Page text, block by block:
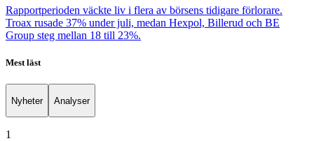
Rapportperioden väckte liv i flera av börsens tidigare förlorare.
Troax rusade 37% under juli, medan Hexpol, Billerud och BE
Group steg mellan 18 till 23%.
Mest läst
Nyheter Analyser
1